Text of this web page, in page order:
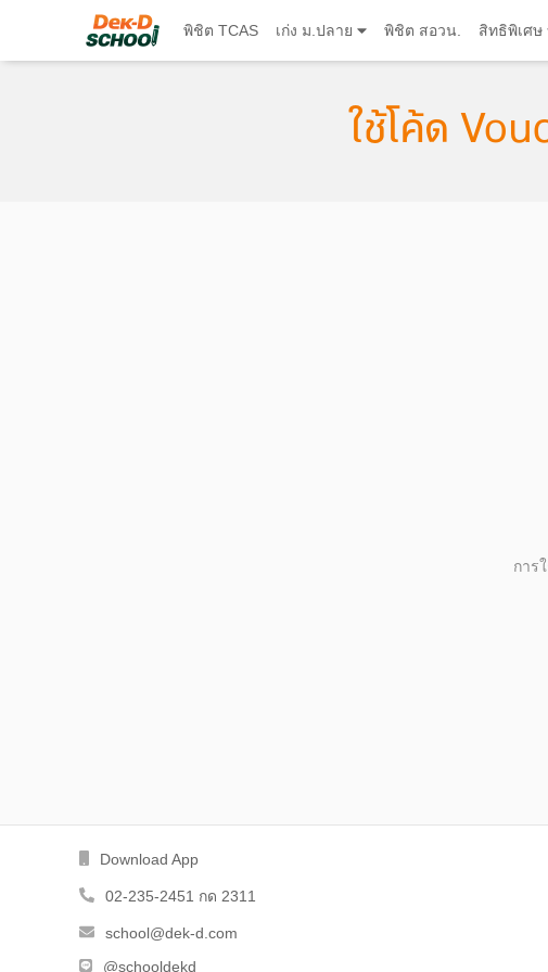
พิชิต TCAS เก่ง ม.ปลาย พิชิต สอวน. สิทธิพิเศษ
ใช้โค้ด
การ
Download App
02-235-2451 กด 2311
school@dek-d.com
@schooldekd